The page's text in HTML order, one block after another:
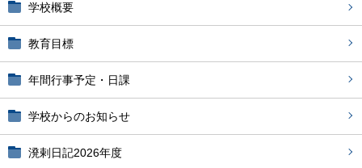
学校概要
教育目標
年間行事予定・日課
学校からのお知らせ
溌剌日記2026年度